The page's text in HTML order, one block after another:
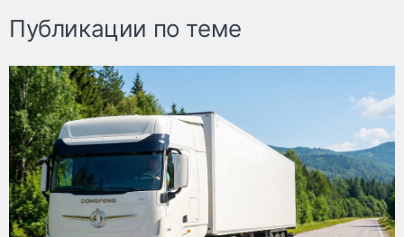
Публикации по теме